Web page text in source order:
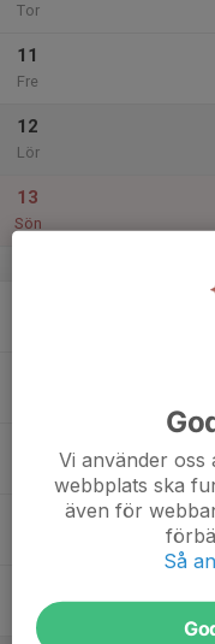
Tor
11
Fre
12
Lör
13
Sön
Fre
Vi använder
webbplats ska
även för
Så